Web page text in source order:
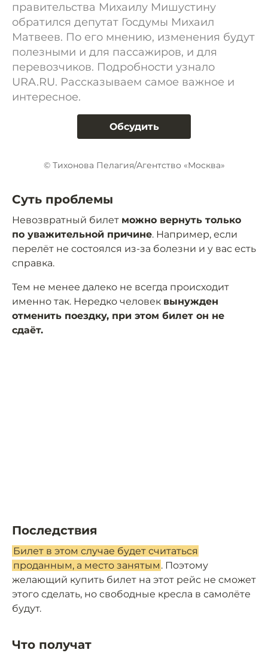
правительства Михаилу Мишустину
обратился депутат Госдумы Михаил
Матвеев. По его мнению, изменения будут
полезными и для пассажиров, и для
перевозчиков. Подробности узнало
URA.RU. Рассказываем самое важное и
интересное.
Обсудить
© Тихонова Пелагия/Агентство «Москва»
Суть проблемы
Невозвратный билет можно вернуть только
по уважительной причине. Например, если
перелёт не состоялся из-за болезни и у вас есть
справка.
Тем не менее далеко не всегда происходит
именно так. Нередко человек вынужден
отменить поездку, при этом билет он не
сдаёт.
Последствия
Билет в этом случае будет считаться
проданным, а место занятым . Поэтому
желающий купить билет на этот рейс не сможет
этого сделать, но свободные кресла в самолёте
будут.
Что получат